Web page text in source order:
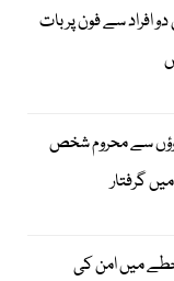
افراد سے فون پر بات
سے محروم شخص
گرفتار
میں امن کی